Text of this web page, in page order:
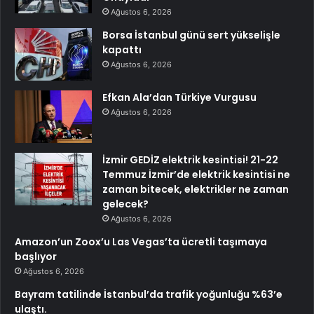
Ağustos 6, 2026
Borsa İstanbul günü sert yükselişle
kapattı
Ağustos 6, 2026
Efkan Ala’dan Türkiye Vurgusu
Ağustos 6, 2026
İzmir GEDİZ elektrik kesintisi! 21-22
Temmuz İzmir’de elektrik kesintisi ne
zaman bitecek, elektrikler ne zaman
gelecek?
Ağustos 6, 2026
Amazon’un Zoox’u Las Vegas’ta ücretli taşımaya
başlıyor
Ağustos 6, 2026
Bayram tatilinde İstanbul’da trafik yoğunluğu %63’e
ulaştı.